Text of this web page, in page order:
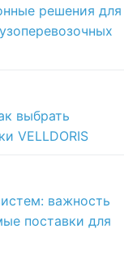
решения для
выбрать
VELLDORIS
важность
поставки для